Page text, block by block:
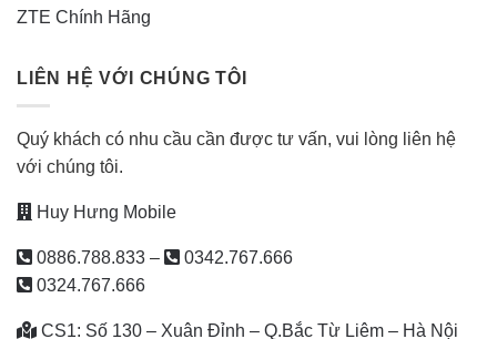
ZTE Chính Hãng
LIÊN HỆ VỚI CHÚNG TÔI
Quý khách có nhu cầu cần được tư vấn, vui lòng liên hệ
với chúng tôi.
Huy Hưng Mobile
0886.788.833 –
0342.767.666
0324.767.666
CS1: Số 130 – Xuân Đỉnh – Q.Bắc Từ Liêm – Hà Nội